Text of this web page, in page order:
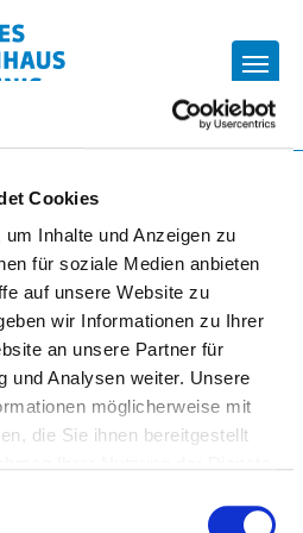
Cookies
Inhalte und Anzeigen zu
für soziale Medien anbieten
auf unsere Website zu
wir Informationen zu Ihrer
an unsere Partner für
und Analysen weiter. Unsere
möglicherweise mit
die Sie ihnen bereitgestellt
ZENTRUM
HERSFELD-
GMBH